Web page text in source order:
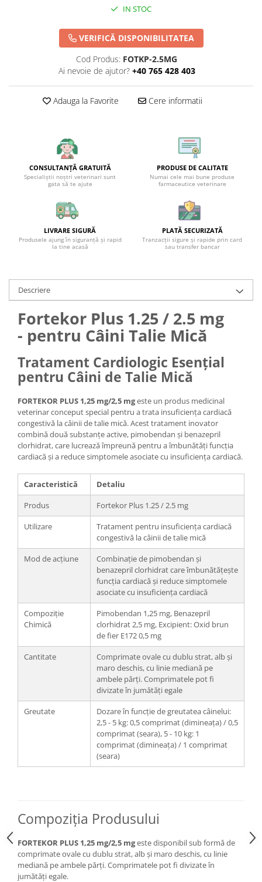
IN STOC
VERIFICĂ DISPONIBILITATEA
Cod Produs: FOTKP-2.5MG
Ai nevoie de ajutor? +40 765 428 403
Adauga la Favorite Cere informatii
CONSULTANȚĂ GRATUITĂ
Specialiștii noștri veterinari sunt
gata să te ajute
PRODUSE DE CALITATE
Numai cele mai bune produse
farmaceutice veterinare
LIVRARE SIGURĂ
Produsele ajung în siguranță și rapid
la tine acasă
PLATĂ SECURIZATĂ
Tranzacții sigure și rapide prin card
sau transfer bancar
Descriere
Fortekor Plus 1.25 / 2.5 mg
- pentru Câini Talie Mică
Tratament Cardiologic Esențial
pentru Câini de Talie Mică
FORTEKOR PLUS 1,25 mg/2,5 mgeste un produs medicinal
veterinar conceput special pentru a trata insuficiența cardiacă
congestivă la câinii de talie mică. Acest tratament inovator
combină două substanțe active, pimobendan și benazepril
clorhidrat, care lucrează împreună pentru a îmbunătăți funcția
cardiacă și a reduce simptomele asociate cu insuficiența cardiacă.
Caracteristică
Detaliu
Produs
Fortekor Plus 1.25 / 2.5 mg
Utilizare
Tratament pentru insuficiența cardiacă
congestivă la câinii de talie mică
Mod de acțiune
Combinație de pimobendan și
benazepril clorhidrat care îmbunătățește
funcția cardiacă și reduce simptomele
asociate cu insuficiența cardiacă
Compoziție
Chimică
Pimobendan 1,25 mg, Benazepril
clorhidrat 2,5 mg, Excipient: Oxid brun
de fier E172 0,5 mg
Cantitate
Comprimate ovale cu dublu strat, alb și
maro deschis, cu linie mediană pe
ambele părți. Comprimatele pot fi
divizate în jumătăți egale
Greutate
Dozare în funcție de greutatea câinelui:
2,5 - 5 kg: 0,5 comprimat (dimineața) / 0,5
comprimat (seara), 5 - 10 kg: 1
comprimat (dimineața) / 1 comprimat
(seara)
Compoziția Produsului
FORTEKOR PLUS 1,25 mg/2,5 mgeste disponibil sub formă de
comprimate ovale cu dublu strat, alb și maro deschis, cu linie
mediană pe ambele părți. Comprimatele pot fi divizate în
jumătăți egale.